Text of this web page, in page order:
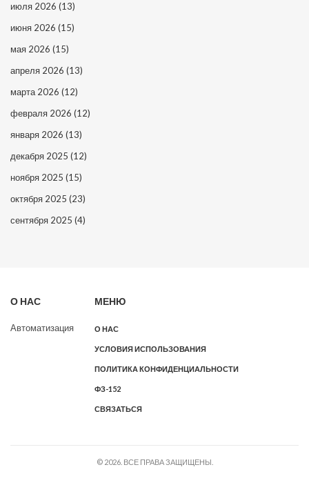
июля 2026 (13)
июня 2026 (15)
мая 2026 (15)
апреля 2026 (13)
марта 2026 (12)
февраля 2026 (12)
января 2026 (13)
декабря 2025 (12)
ноября 2025 (15)
октября 2025 (23)
сентября 2025 (4)
О НАС
Автоматизация
МЕНЮ
О НАС
УСЛОВИЯ ИСПОЛЬЗОВАНИЯ
ПОЛИТИКА КОНФИДЕНЦИАЛЬНОСТИ
ФЗ-152
СВЯЗАТЬСЯ
© 2026. ВСЕ ПРАВА ЗАЩИЩЕНЫ.